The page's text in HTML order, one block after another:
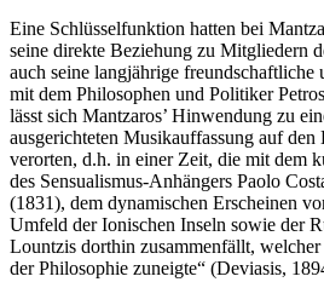
Eine Schlüsselfunktion hatten bei
seine direkte Beziehung zu Mitgliedern
auch seine langjährige
mit dem Philosophen und Politiker
lässt sich Mantzaros’ Hinwendung zu
ausgerichteten Musikauffassung auf den
verorten, d.h. in einer Zeit, die mit dem
des Sensualismus-Anhängers Paolo
(1831), dem dynamischen Erscheinen
Umfeld der Ionischen Inseln sowie der
Lountzis dorthin zusammenfällt,
der Philosophie zuneigte“ (Deviasis,